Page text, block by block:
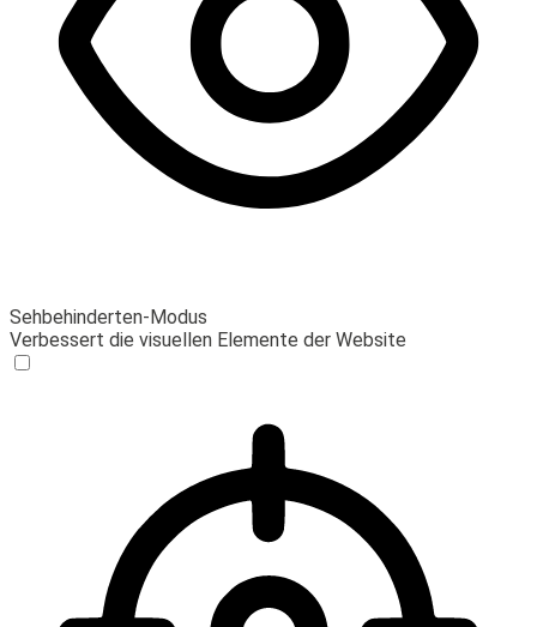
Sehbehinderten-Modus
Verbessert die visuellen Elemente der Website